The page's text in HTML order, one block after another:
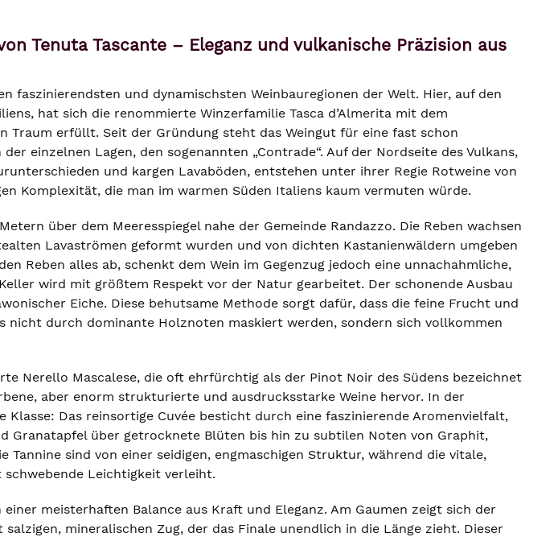
Tenuta Tascante – Eleganz und vulkanische Präzision aus
faszinierendsten und dynamischsten Weinbauregionen der Welt. Hier, auf den
hat sich die renommierte Winzerfamilie Tasca d’Almerita mit dem
Traum erfüllt. Seit der Gründung steht das Weingut für eine fast schon
einzelnen Lagen, den sogenannten „Contrade“. Auf der Nordseite des Vulkans,
und kargen Lavaböden, entstehen unter ihrer Regie Rotweine von
Komplexität, die man im warmen Süden Italiens kaum vermuten würde.
über dem Meeresspiegel nahe der Gemeinde Randazzo. Die Reben wachsen
Lavaströmen geformt wurden und von dichten Kastanienwäldern umgeben
Reben alles ab, schenkt dem Wein im Gegenzug jedoch eine unnachahmliche,
wird mit größtem Respekt vor der Natur gearbeitet. Der schonende Ausbau
Eiche. Diese behutsame Methode sorgt dafür, dass die feine Frucht und
nicht durch dominante Holznoten maskiert werden, sondern sich vollkommen
Nerello Mascalese, die oft ehrfürchtig als der Pinot Noir des Südens bezeichnet
aber enorm strukturierte und ausdrucksstarke Weine hervor. In der
Das reinsortige Cuvée besticht durch eine faszinierende Aromenvielfalt,
Granatapfel über getrocknete Blüten bis hin zu subtilen Noten von Graphit,
sind von einer seidigen, engmaschigen Struktur, während die vitale,
Leichtigkeit verleiht.
meisterhaften Balance aus Kraft und Eleganz. Am Gaumen zeigt sich der
mineralischen Zug, der das Finale unendlich in die Länge zieht. Dieser